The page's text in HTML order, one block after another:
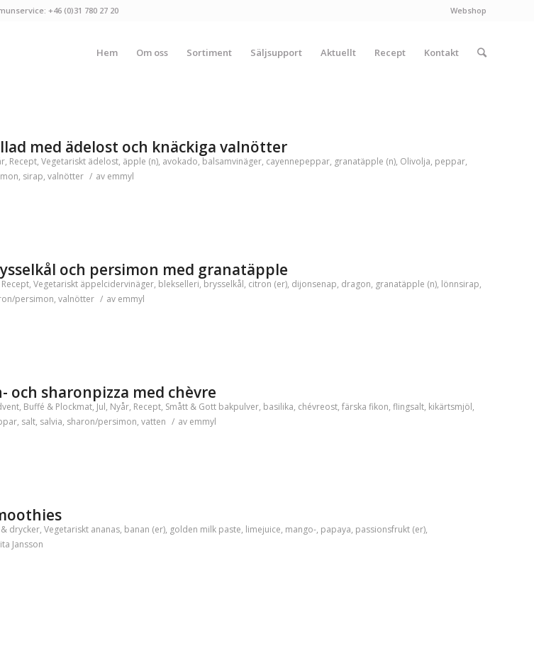
Webshop
+46 (0)31 780 27 20
Hem Om oss Sortiment Säljsupport Aktuellt Recept Kontakt
med ädelost och knäckiga valnötter
, Recept, Vegetariskt ädelost, äpple (n), avokado, balsamvinäger, cayennepeppar, granatäpple (n), Olivolja, peppar,
, sirap, valnötter / av emmyl
och persimon med granatäpple
Recept, Vegetariskt äppelcidervinäger, blekselleri, brysselkål, citron (er), dijonsenap, dragon, granatäpple (n), lönnsirap,
persimon, valnötter / av emmyl
och sharonpizza med chèvre
, Buffé & Plockmat, Jul, Nyår, Recept, Smått & Gott bakpulver, basilika, chévreost, färska fikon, flingsalt, kikärtsmjöl,
, salt, salvia, sharon/persimon, vatten / av emmyl
drycker, Vegetariskt ananas, banan (er), golden milk paste, limejuice, mango-, papaya, passionsfrukt (er),
Jansson